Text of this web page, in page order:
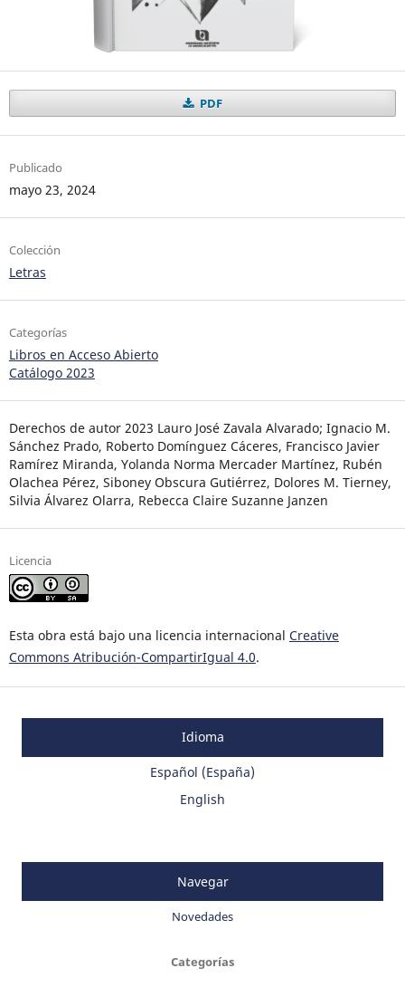
PDF
Publicado
mayo 23, 2024
Colección
Letras
Categorías
Libros en Acceso Abierto
Catálogo 2023
Derechos de autor 2023 Lauro José Zavala Alvarado; Ignacio M.
Sánchez Prado, Roberto Domínguez Cáceres, Francisco Javier
Ramírez Miranda, Yolanda Norma Mercader Martínez, Rubén
Olachea Pérez, Siboney Obscura Gutiérrez, Dolores M. Tierney,
Silvia Álvarez Olarra, Rebecca Claire Suzanne Janzen
Licencia
Esta obra está bajo una licencia internacional Creative
Commons Atribución-CompartirIgual 4.0.
Idioma
Español (España)
English
Navegar
Novedades
Categorías